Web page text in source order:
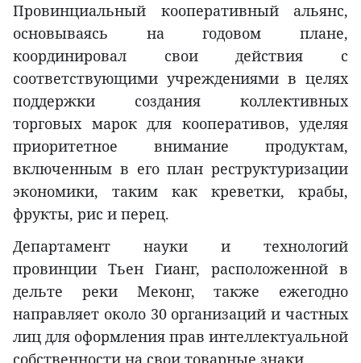
Провинциальный кооперативный альянс,
основываясь на годовом плане,
координировал свои действия с
соответствующими учреждениями в целях
поддержки создания коллективных
торговых марок для кооперативов, уделяя
приоритетное внимание продуктам,
включенным в его план реструктуризации
экономики, таким как креветки, крабы,
фрукты, рис и перец.
Департамент науки и технологий
провинции Тьен Гианг, расположенной в
дельте реки Меконг, также ежегодно
направляет около 30 организаций и частных
лиц для оформления прав интеллектуальной
собственности на свои товарные знаки.